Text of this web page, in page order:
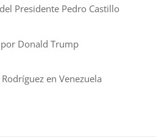
Presidente Pedro Castillo
Donald Trump
en Venezuela